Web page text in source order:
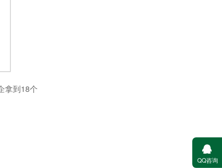
拿到18个
QQ咨询